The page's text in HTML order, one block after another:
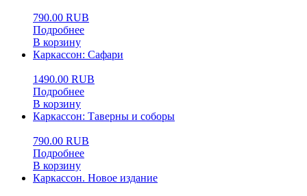
790.00 RUB
Подробнее
В корзину
Каркассон: Сафари
1490.00 RUB
Подробнее
В корзину
Каркассон: Таверны и соборы
790.00 RUB
Подробнее
В корзину
Каркассон. Новое издание